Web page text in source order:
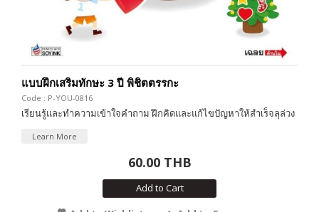
แบบฝึกเสริมทักษะ 3 ปี พิชิตตรรกะ
Code : P-YOU-0816
เรียนรู้และทำความเข้าใจคำถาม ฝึกคิดและแก้ไขปัญหาให้สำเร็จลุล่วง
Learn More
60.00 THB
Add to Cart